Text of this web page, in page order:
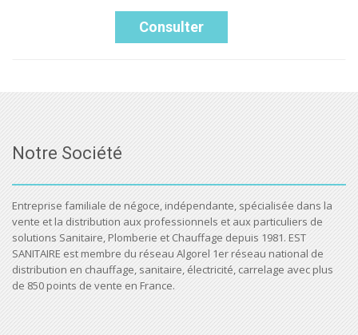
Consulter
Notre Société
Entreprise familiale de négoce, indépendante, spécialisée dans la
vente et la distribution aux professionnels et aux particuliers de
solutions Sanitaire, Plomberie et Chauffage depuis 1981. EST
SANITAIRE est membre du réseau Algorel 1er réseau national de
distribution en chauffage, sanitaire, électricité, carrelage avec plus
de 850 points de vente en France.